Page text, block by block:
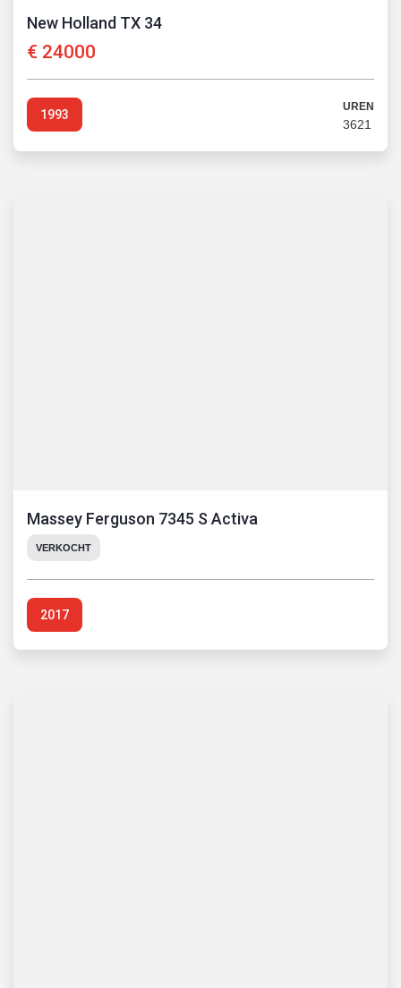
New Holland TX 34
€ 24000
1993
UREN
3621
Massey Ferguson 7345 S Activa
VERKOCHT
2017